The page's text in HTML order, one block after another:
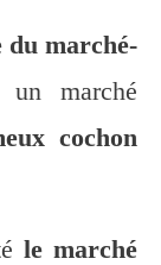
du marché-
un marché
cochon
le marché